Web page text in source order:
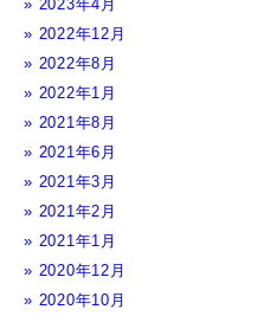
2023年4月
2022年12月
2022年8月
2022年1月
2021年8月
2021年6月
2021年3月
2021年2月
2021年1月
2020年12月
2020年10月